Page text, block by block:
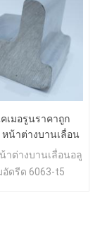
เมอรูนราคาถูก
น้าต่างบานเลื่อน
อัดขึ้นรูปโปรไฟล์
าต่างบานเลื่อนอลู
อัดรีด 6063-t5